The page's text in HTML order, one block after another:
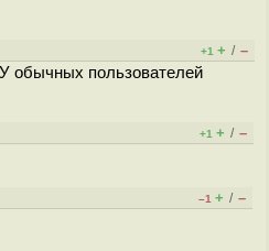
+1 + / –
обычных пользователей
+1 + / –
–1 + / –